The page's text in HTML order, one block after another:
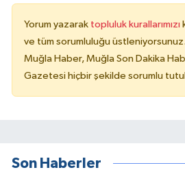
Yorum yazarak topluluk kurallarımızı
ve tüm sorumluluğu
Muğla Haber, Muğla Son Dakika
Gazetesi hiçbir şekilde sorumlu
Son Haberler